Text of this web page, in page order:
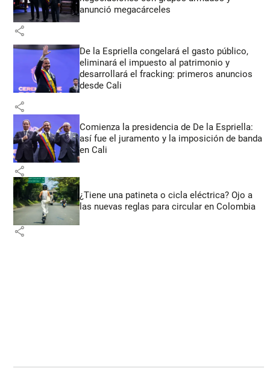
anunció megacárceles
share
De la Espriella congelará el gasto público,
eliminará el impuesto al patrimonio y
desarrollará el fracking: primeros anuncios
desde Cali
share
Comienza la presidencia de De la Espriella:
así fue el juramento y la imposición de banda
en Cali
share
¿Tiene una patineta o cicla eléctrica? Ojo a
las nuevas reglas para circular en Colombia
share